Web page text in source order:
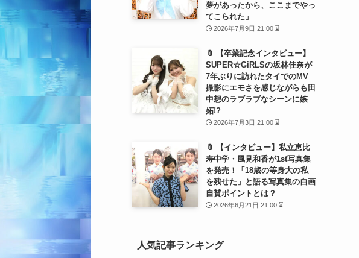
夢があったから、ここまでやっ
てこられた」
2026年7月9日 21:00 ⌛
📎 【卒業記念インタビュー】
SUPER☆GiRLSの坂林佳奈が
7年ぶりに訪れたタイでのMV
撮影にエモさを感じながらも田
中想のラブラブなシーンに嫉
妬!?
2026年7月3日 21:00 ⌛
📎 【インタビュー】私立恵比
寿中学・風見和香が1st写真集
を発売！「18歳の等身大の私
を残せた」と語る写真集の自画
自賛ポイントとは？
2026年6月21日 21:00 ⌛
人気記事ランキング